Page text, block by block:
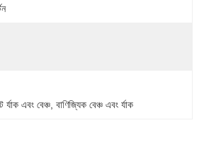
র্যাক এবং বেঞ্চ বাণিজ্যিক বেঞ্চ এবং র্যাক